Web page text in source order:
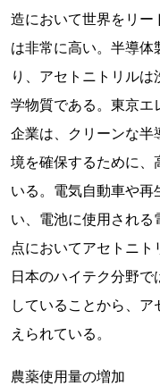
造において世界をリー
は非常に高い。半導
り、アセトニトリル
学物質である。東京エ
企業は、クリーンな半
境を確保するために、
いる。電気自動車や
い、電池に使用され
点においてアセトニト
日本のハイテク分野
していることから、
えられている。
農薬使用量の増加